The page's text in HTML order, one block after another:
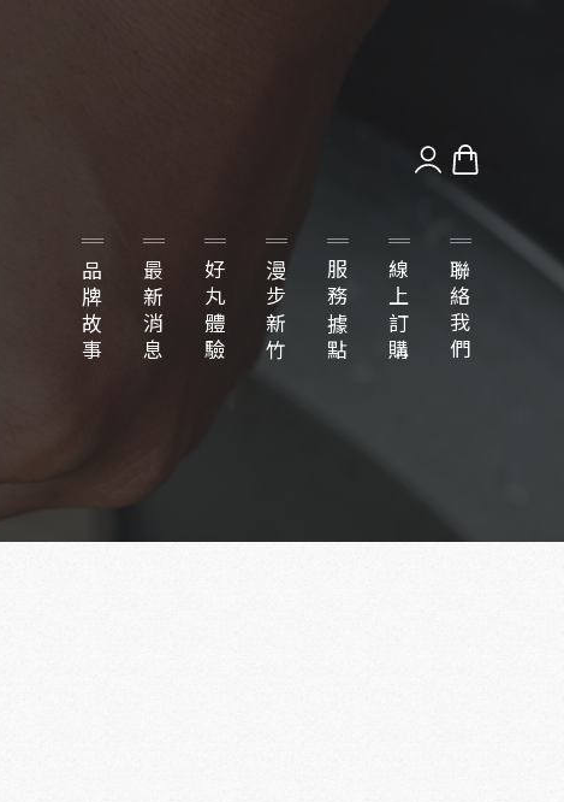
品牌故事 最新消息 好丸體驗 漫步新竹 服務據點 線上訂購 聯絡我們